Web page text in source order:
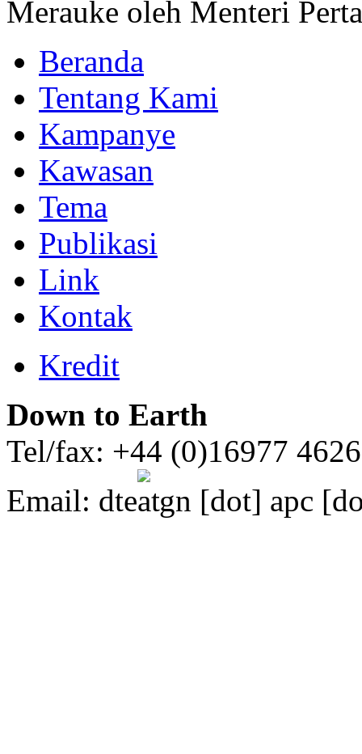
Merauke oleh Menteri
Beranda
Tentang Kami
Kampanye
Kawasan
Tema
Publikasi
Link
Kontak
Kredit
Down to Earth
Tel/fax: +44 (0)16977
Email: dte gn [dot] apc